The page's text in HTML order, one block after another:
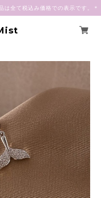
全て税込み価格での表示です。＊